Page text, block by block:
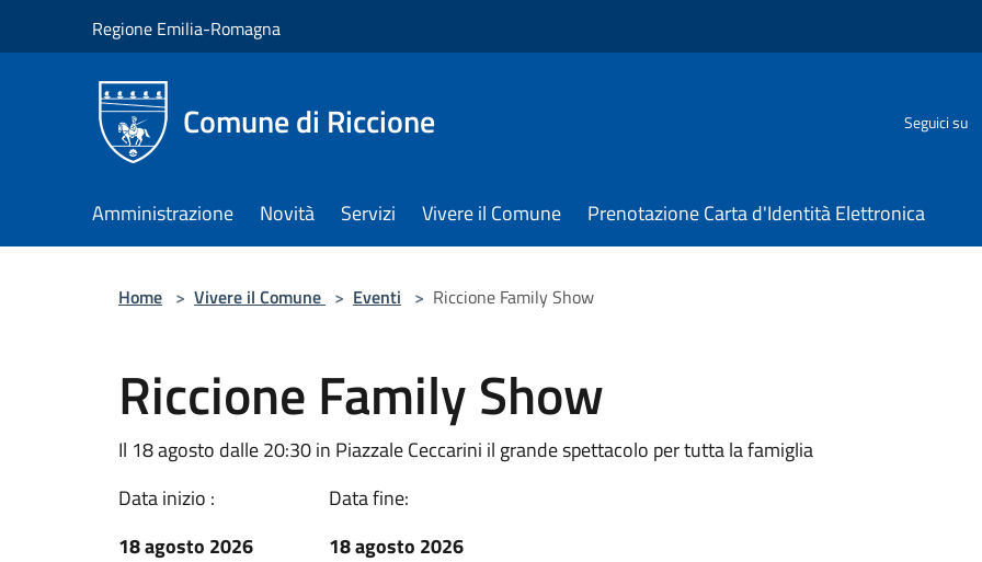
Regione Emilia-Romagna
Comune di Riccione Seguici su
Amministrazione Novità Servizi Vivere il Comune Prenotazione Carta d'Identità Elettronica
Home > Vivere il Comune > Eventi > Riccione Family Show
Riccione Family Show
Il 18 agosto dalle 20:30 in Piazzale Ceccarini il grande spettacolo per tutta la famiglia
Data inizio :
18 agosto 2026
Data fine:
18 agosto 2026